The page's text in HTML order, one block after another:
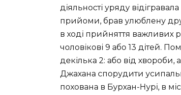
діяльності уряду
прийоми, брав улюблену
в ході прийняття важливих
чоловікові 9 або 13 дітей.
декілька 2: або від
Джахана спорудити
похована в Бурхан-Нурі, в